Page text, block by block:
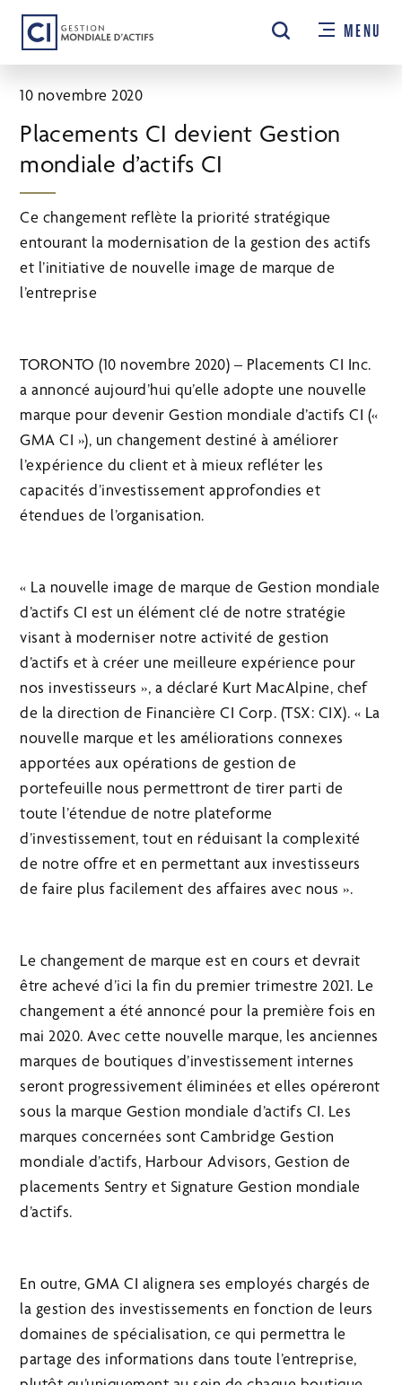
Passer
contenu
principal
MENU
10 novembre 2020
Placements CI devient Gestion
mondiale d’actifs CI
Ce changement reflète la priorité stratégique
entourant la modernisation de la gestion des actifs
et l’initiative de nouvelle image de marque de
l’entreprise
TORONTO (10 novembre 2020) – Placements CI Inc.
a annoncé aujourd’hui qu’elle adopte une nouvelle
marque pour devenir Gestion mondiale d’actifs CI («
GMA CI »), un changement destiné à améliorer
l’expérience du client et à mieux refléter les
capacités d’investissement approfondies et
étendues de l’organisation.
« La nouvelle image de marque de Gestion mondiale
d’actifs CI est un élément clé de notre stratégie
visant à moderniser notre activité de gestion
d’actifs et à créer une meilleure expérience pour
nos investisseurs », a déclaré Kurt MacAlpine, chef
de la direction de Financière CI Corp. (TSX: CIX). « La
nouvelle marque et les améliorations connexes
apportées aux opérations de gestion de
portefeuille nous permettront de tirer parti de
toute l’étendue de notre plateforme
d’investissement, tout en réduisant la complexité
de notre offre et en permettant aux investisseurs
de faire plus facilement des affaires avec nous ».
Le changement de marque est en cours et devrait
être achevé d’ici la fin du premier trimestre 2021. Le
changement a été annoncé pour la première fois en
mai 2020. Avec cette nouvelle marque, les anciennes
marques de boutiques d’investissement internes
seront progressivement éliminées et elles opéreront
sous la marque Gestion mondiale d’actifs CI. Les
marques concernées sont Cambridge Gestion
mondiale d’actifs, Harbour Advisors, Gestion de
placements Sentry et Signature Gestion mondiale
d’actifs.
En outre, GMA CI alignera ses employés chargés de
la gestion des investissements en fonction de leurs
domaines de spécialisation, ce qui permettra le
partage des informations dans toute l’entreprise,